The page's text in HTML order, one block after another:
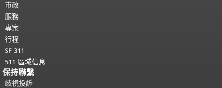
都會重複顯示。
市政
服務
專案
行程
SF 311
511 區域信息
保持聯繫
歧視投訴